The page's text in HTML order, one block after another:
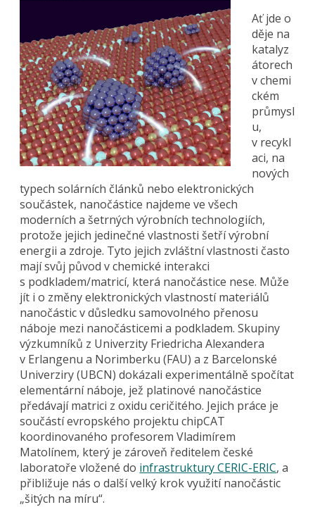
Ať jde o
děje na
katalyz
átorech
v chemi
ckém
průmysl
u,
v recykl
aci, na
nových
typech solárních článků nebo elektronických
součástek, nanočástice najdeme ve všech
moderních a šetrných výrobních technologiích,
protože jejich jedinečné vlastnosti šetří výrobní
energii a zdroje. Tyto jejich zvláštní vlastnosti často
mají svůj původ v chemické interakci
s podkladem/matricí, která nanočástice nese. Může
jít i o změny elektronických vlastností materiálů
nanočástic v důsledku samovolného přenosu
náboje mezi nanočásticemi a podkladem. Skupiny
výzkumníků z Univerzity Friedricha Alexandera
v Erlangenu a Norimberku (FAU) a z Barcelonské
Univerziry (UBCN) dokázali experimentálně spočítat
elementární náboje, jež platinové nanočástice
předávají matrici z oxidu ceričitého. Jejich práce je
součástí evropského projektu chipCAT
koordinovaného profesorem Vladimírem
Matolínem, který je zároveň ředitelem české
laboratoře vložené do infrastruktury CERIC-ERIC, a
přibližuje nás o další velký krok využití nanočástic
„šitých na míru“.